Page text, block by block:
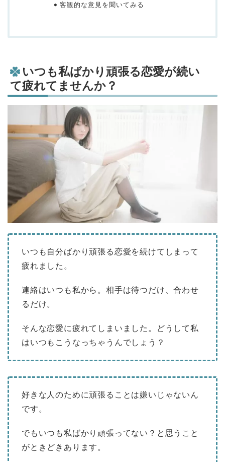
客観的な意見を聞いてみる
いつも私ばかり頑張る恋愛が続い
て疲れてませんか？
いつも自分ばかり頑張る恋愛を続けてしまって
疲れました。
連絡はいつも私から。相手は待つだけ、合わせ
るだけ。
そんな恋愛に疲れてしまいました。どうして私
はいつもこうなっちゃうんでしょう？
好きな人のために頑張ることは嫌いじゃないん
です。
でもいつも私ばかり頑張ってない？と思うこと
がときどきあります。